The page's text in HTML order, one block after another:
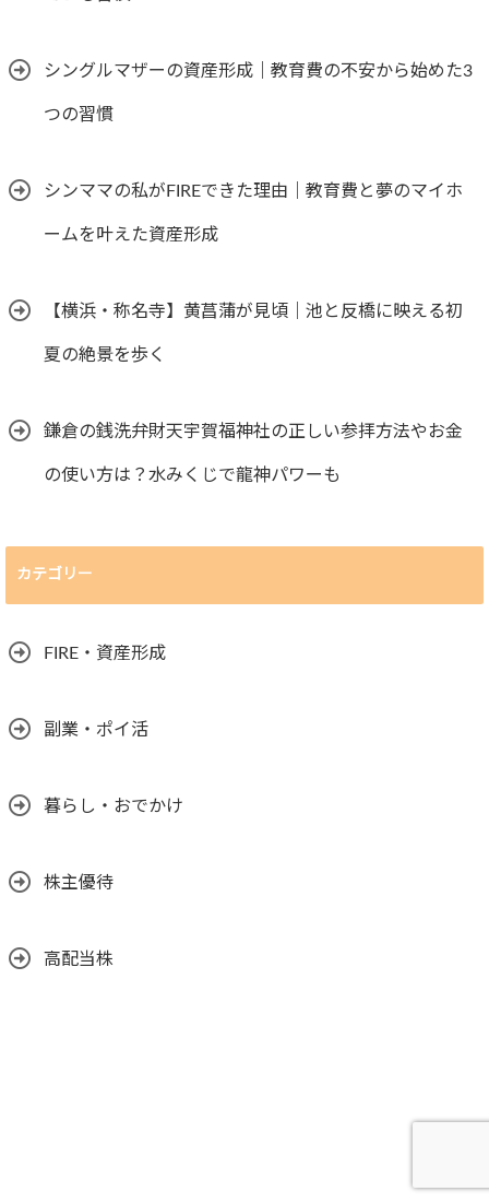
シングルマザーの資産形成｜教育費の不安から始めた3
つの習慣
シンママの私がFIREできた理由｜教育費と夢のマイホ
ームを叶えた資産形成
【横浜・称名寺】黄菖蒲が見頃｜池と反橋に映える初
夏の絶景を歩く
鎌倉の銭洗弁財天宇賀福神社の正しい参拝方法やお金
の使い方は？水みくじで龍神パワーも
カテゴリー
FIRE・資産形成
副業・ポイ活
暮らし・おでかけ
株主優待
高配当株